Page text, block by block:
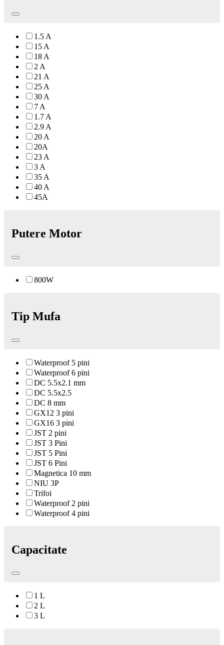
1.5 A
15 A
18 A
2 A
21 A
25 A
30 A
7 A
1.7 A
2.9 A
20 A
20A
23 A
3 A
35 A
40 A
45A
Putere Motor
800W
Tip Mufa
Waterproof 5 pini
Waterproof 6 pini
DC 5.5x2.1 mm
DC 5.5x2.5
DC 8 mm
GX12 3 pini
GX16 3 pini
JST 2 pini
JST 3 Pini
JST 5 Pini
JST 6 Pini
Magnetica 10 mm
NIU 3P
Trifoi
Waterproof 2 pini
Waterproof 4 pini
Capacitate
1 L
2 L
3 L